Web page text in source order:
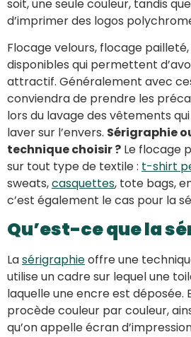
soit, une seule couleur, tandis
d’imprimer des logos
Flocage velours, flocage
disponibles qui permettent
attractif. Généralement avec
conviendra de prendre les
lors du lavage des vêtements
laver sur l’envers. Sérigraphie
technique choisir ? Le flocage
sur tout type de textile : t-shirt
sweats,casquettes, tote bags,
c’est également le cas pour la
Qu’est-ce que la
Lasérigraphieoffre une
utilise un cadre sur lequel une
laquelle une encre est déposée.
procède couleur par couleur,
qu’on appelle écran